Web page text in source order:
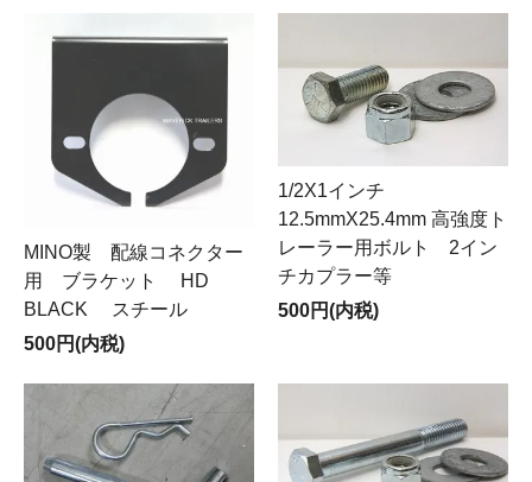
MINO製 配線コネクター
用 ブラケット HD
BLACK スチール
500円(内税)
1/2X1インチ
12.5mmX25.4mm 高強度ト
レーラー用ボルト 2イン
チカプラー等
500円(内税)